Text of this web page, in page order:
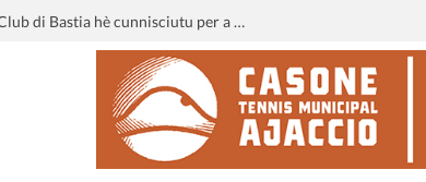
Liga 3 : u calendariu di u Sporting Club di Bastia hè cunnisciutu per a staghjoni 2026-2027